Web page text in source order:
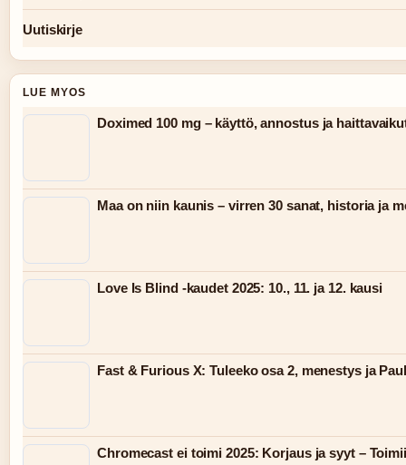
Uutiskirje
LUE MYOS
Doximed 100 mg – käyttö, annostus ja
Maa on niin kaunis – virren 30 sanat, historia ja
Love Is Blind -kaudet 2025: 10., 11. ja 12. kausi
Fast & Furious X: Tuleeko osa 2, menestys ja
Chromecast ei toimi 2025: Korjaus ja syyt –